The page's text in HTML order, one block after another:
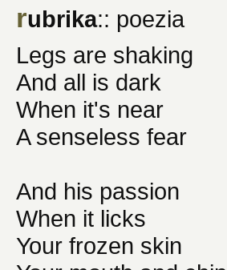
rubrika:: poezia
Legs are shaking
And all is dark
When it's near
A senseless fear
And his passion
When it licks
Your frozen skin